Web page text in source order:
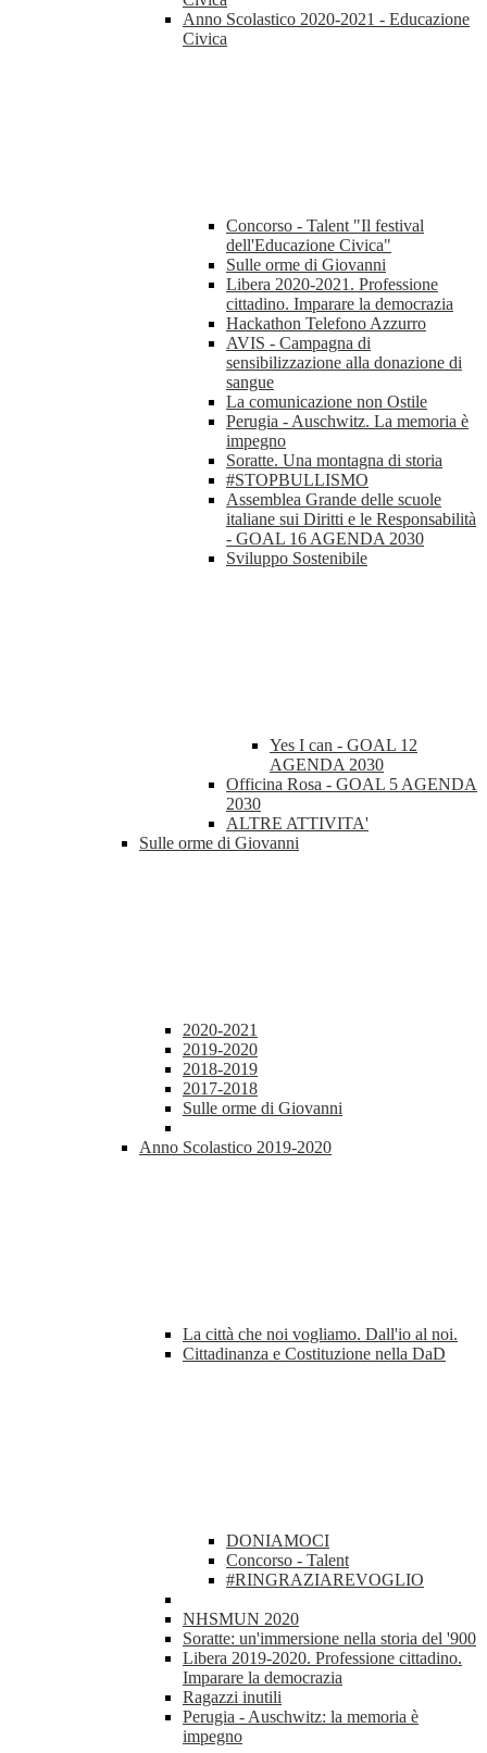
Anno Scolastico 2020-2021 - Educazione
Civica
Concorso - Talent "Il festival
dell'Educazione Civica"
Sulle orme di Giovanni
Libera 2020-2021. Professione
cittadino. Imparare la democrazia
Hackathon Telefono Azzurro
AVIS - Campagna di
sensibilizzazione alla donazione di
sangue
La comunicazione non Ostile
Perugia - Auschwitz. La memoria è
impegno
Soratte. Una montagna di storia
#STOPBULLISMO
Assemblea Grande delle scuole
italiane sui Diritti e le Responsabilità
- GOAL 16 AGENDA 2030
Sviluppo Sostenibile
Yes I can - GOAL 12
AGENDA 2030
Officina Rosa - GOAL 5 AGENDA
2030
ALTRE ATTIVITA'
Sulle orme di Giovanni
2020-2021
2019-2020
2018-2019
2017-2018
Sulle orme di Giovanni
Anno Scolastico 2019-2020
La città che noi vogliamo. Dall'io al noi.
Cittadinanza e Costituzione nella DaD
DONIAMOCI
Concorso - Talent
#RINGRAZIAREVOGLIO
NHSMUN 2020
Soratte: un'immersione nella storia del '900
Libera 2019-2020. Professione cittadino.
Imparare la democrazia
Ragazzi inutili
Perugia - Auschwitz: la memoria è
impegno